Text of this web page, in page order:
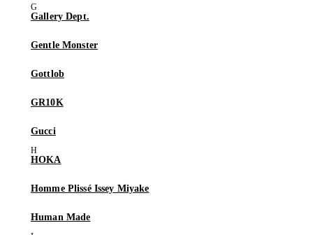
Gallery Dept.
Gentle Monster
Gottlob
GR10K
Gucci
HOKA
Homme Plissé Issey Miyake
Human Made